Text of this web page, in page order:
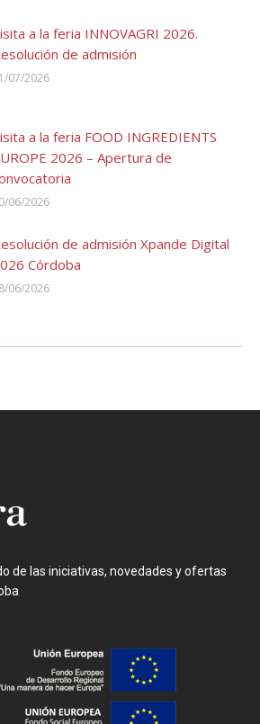
a la feria INNOVAGRI 2026.
de admisión
07/2026
a la feria FOOD INGREDIENTS
2026 – Apertura de
06/2026
de admisión Xpande Digital
Córdoba
06/2026
de las iniciativas, novedades y ofertas